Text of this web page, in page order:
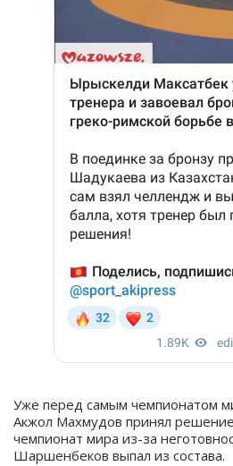
Уже перед самым чемпионатом
Акжол Махмудов принял
чемпионат мира из-за
Шаршенбеков выпал из состава.